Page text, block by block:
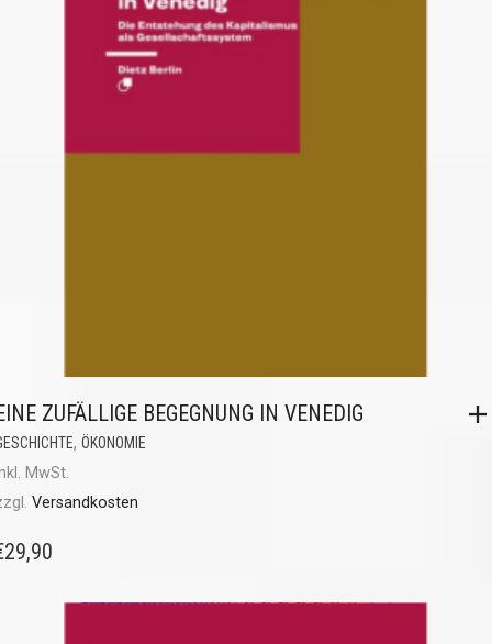
ZUFÄLLIGE BEGEGNUNG IN VENEDIG
, ÖKONOMIE
MwSt.
Versandkosten
29,90